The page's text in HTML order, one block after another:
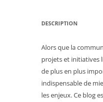
DESCRIPTION
Alors que la
projets et initiatives
de plus en plus
indispensable de
les enjeux. Ce blog